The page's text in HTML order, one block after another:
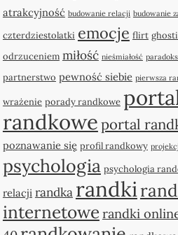
atrakcyjność budowanie relacji budowanie
czterdziestolatki emocje flirt
odrzuceniem miłość nieśmiałość
partnerstwo pewność siebie pierwsza
wrażenie porady randkowe
randkoweportal
poznawanie się profil randkowy
psychologia psychologia
relacji randka randki
internetowe randki